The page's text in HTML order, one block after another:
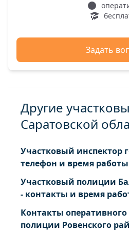
Задать
Другие
Саратовской
Участковый инспектор
телефон и время работы
Участковый полиции
- контакты и время
Контакты
полиции Ровенского